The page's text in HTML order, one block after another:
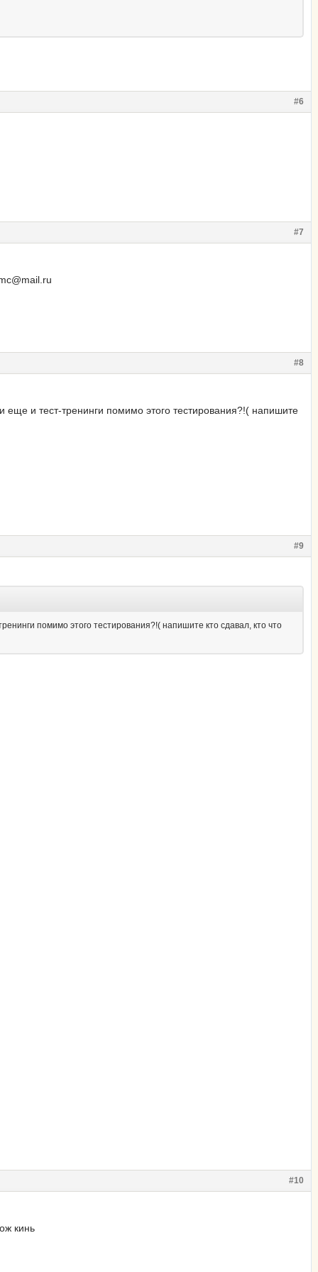
#6
#7
#8
еще и тест-тренинги помимо этого тестирования?!( напишите
#9
помимо этого тестирования?!( напишите кто сдавал, кто что
#10
кинь